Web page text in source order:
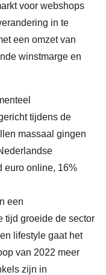
voor webshops
in te
een omzet van
winstmarge en
tijdens de
massaal gingen
euro online, 16%
een
tijd groeide de sector
lifestyle gaat het
van 2022 meer
zijn in